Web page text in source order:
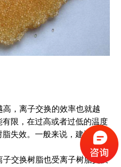
，离子交换的效率也就越
限，在过高或者过低的温度
失效。一般来说，建议温度
交换树脂也受离子树脂交换